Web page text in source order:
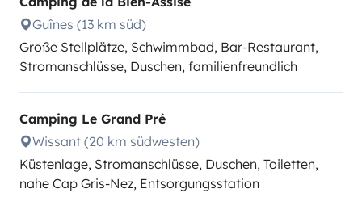
Guînes (13 km süd)
Große Stellplätze, Schwimmbad, Bar-Restaurant,
Stromanschlüsse, Duschen, familienfreundlich
Camping Le Grand Pré
Wissant (20 km südwesten)
Küstenlage, Stromanschlüsse, Duschen, Toiletten,
nahe Cap Gris-Nez, Entsorgungsstation